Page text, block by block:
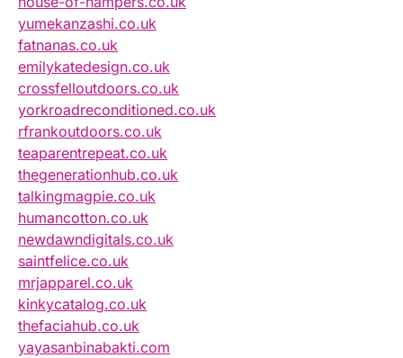
yumekanzashi.co.uk
fatnanas.co.uk
emilykatedesign.co.uk
crossfelloutdoors.co.uk
yorkroadreconditioned.co.uk
rfrankoutdoors.co.uk
teaparentrepeat.co.uk
thegenerationhub.co.uk
talkingmagpie.co.uk
humancotton.co.uk
newdawndigitals.co.uk
saintfelice.co.uk
mrjapparel.co.uk
kinkycatalog.co.uk
thefaciahub.co.uk
yayasanbinabakti.com